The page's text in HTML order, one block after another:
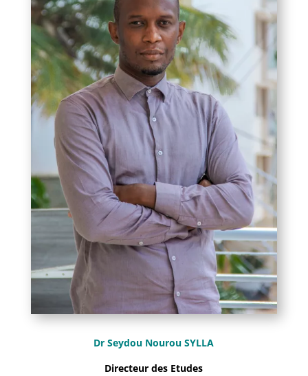
Dr Seydou Nourou SYLLA
Directeur des Etudes